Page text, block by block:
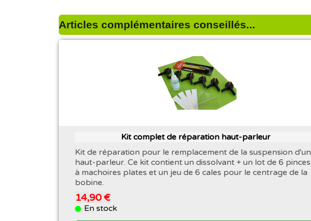
Articles complémentaires conseillés...
Kit complet de réparation haut-parleur
Kit de réparation pour le remplacement de la suspension d'un
haut-parleur. Ce kit contient un dissolvant + un lot de 6 pinces
à machoires plates et un jeu de 6 cales pour le centrage de la
bobine.
14,90 €
En stock